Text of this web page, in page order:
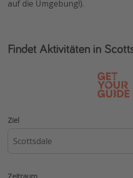
auf die Umgebung!).
Findet Aktivitäten in
Ziel
Zeitraum